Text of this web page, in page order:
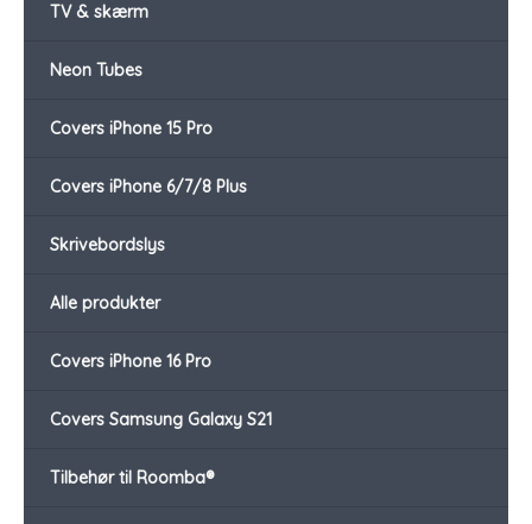
TV & skærm
Neon Tubes
Covers iPhone 15 Pro
Covers iPhone 6/7/8 Plus
Skrivebordslys
Alle produkter
Covers iPhone 16 Pro
Covers Samsung Galaxy S21
Tilbehør til Roomba®